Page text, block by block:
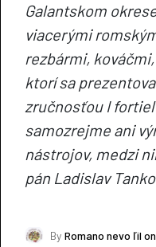
Galantskom
viacerými
rezbármi,
ktorí sa
zručnosťou I
samozrejme ani
nástrojov, medzi
pán Ladislav
By Romano nevo ľil